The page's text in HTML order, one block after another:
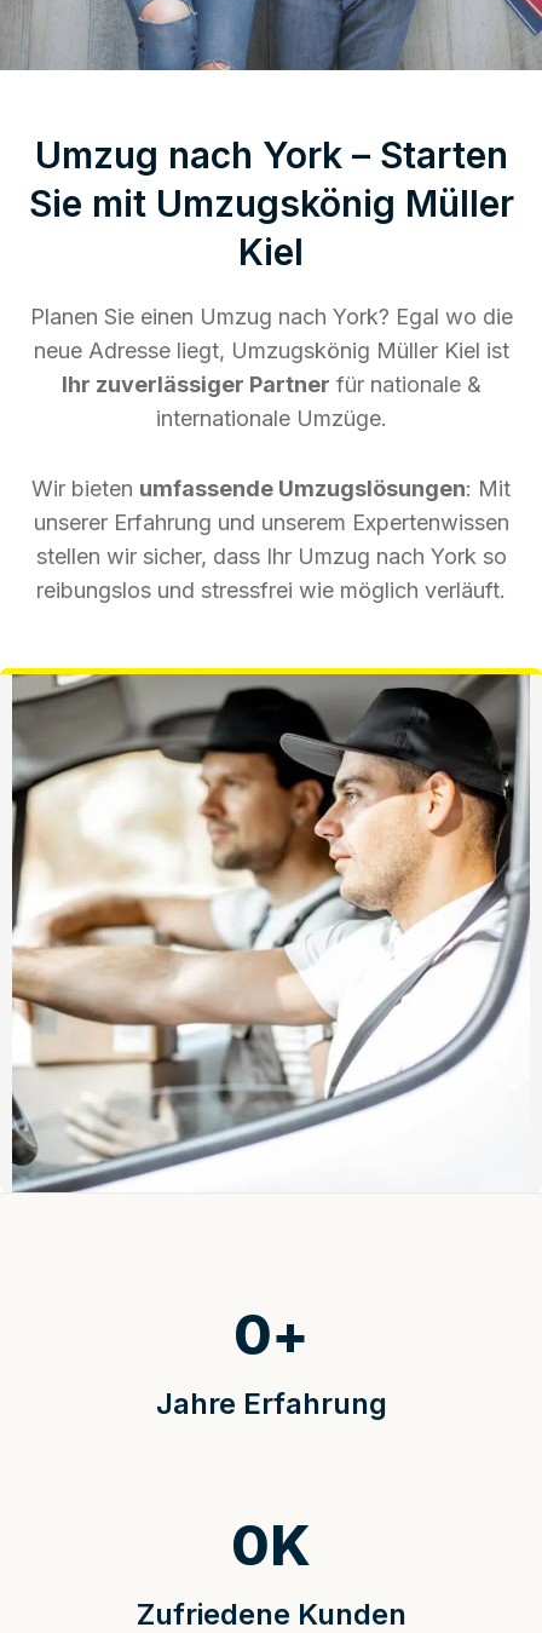
Umzug nach York – Starten
Sie mit Umzugskönig Müller
Kiel
Planen Sie einen Umzug nach York? Egal wo die
neue Adresse liegt, Umzugskönig Müller Kiel ist
Ihr zuverlässiger Partner für nationale &
internationale Umzüge.
Wir bieten umfassende Umzugslösungen: Mit
unserer Erfahrung und unserem Expertenwissen
stellen wir sicher, dass Ihr Umzug nach York so
reibungslos und stressfrei wie möglich verläuft.
Jahre Erfahrung
0+
Zufriedene Kunden
0K